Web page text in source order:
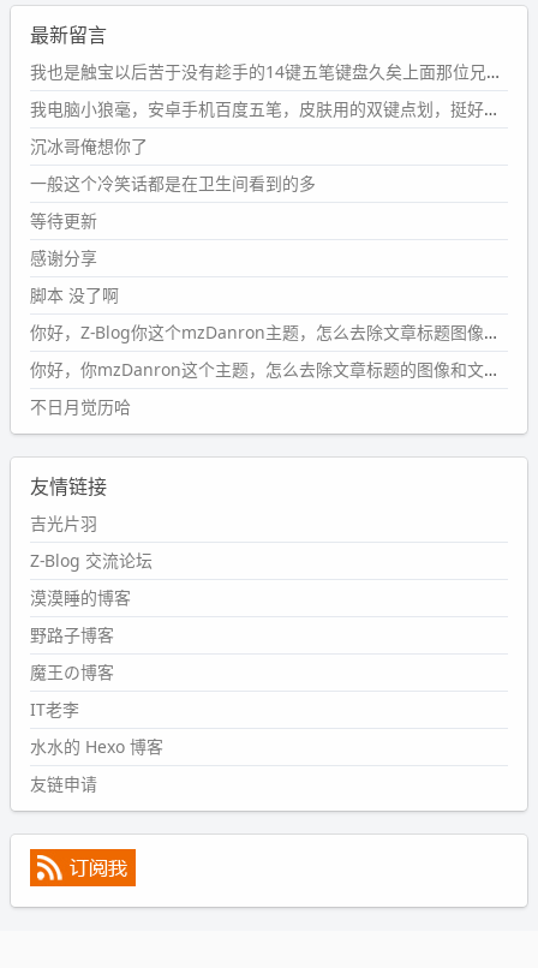
wdssmq
2024-09-23 21:00:49
#PubWord要不我每年汇总整理一次？？碎雨集_沉冰浮水_
第1页https://www.wdssmq.com/tag/%E7%A2%8E%E9%9
B%A8%E9%9B%86/
wdssmq
2024-09-23 20:58:40
#PubWord
条嘟？？？？
wdssmq
2024-09-15 10:32:07
#PubWordVSCode 内 git 操作卡住的时候没办法主动取消
一直是个痛点，一般都是推送或拉取，今天连提交都卡
了。。
wdssmq
2024-09-11 08:45:43
#PubWord
然后天凉了，为了应对踢被子买了睡袋，不知道 1.2 米会不
会略窄。。
wdssmq
2024-09-09 19:43:00
#PubWord
表，21 年 11 月底发现 B 站上线了这部，直到前几天才看
完，还是分两次看的。。接下来有五项是 2019 年的，都是
电影 —— 略长的待办列表。。
最新留言
我也是触宝以后苦于没有趁手的14键五笔键盘久矣上面那位兄台用的百度双键点划布局我也用过很久，那个皮肤做得很粗糙，个别键位的触发区域是错位的，快速打字时很容易出错，修改它的皮肤文件校正后勉强能用，但早年出的皮肤分辨率太低，实在谈不上美观。百度小米定制版的商店里有一个"小黑板"皮肤还不错(百度官方输入法商店里没有)，但那个风格我不喜欢这两天找到了一个叫"森林集"的公众号，开发了海量的皮肤，很多都有14键版本，付费但很便宜，几块钱，终于有自己满意的输入法了搜了一下，这个工作室还是百度的官方合作伙伴，不知道为什么14键作品都不在官方商店上架，难道是百度官方在刻意放弃14键？
我电脑小狼毫，安卓手机百度五笔，皮肤用的双键点划，挺好的。
沉冰哥俺想你了
一般这个冷笑话都是在卫生间看到的多
等待更新
感谢分享
脚本 没了啊
你好，Z-Blog你这个mzDanron主题，怎么去除文章标题图像和文章摘要，仅显示标题，感谢回复！
你好，你mzDanron这个主题，怎么去除文章标题的图像和文章摘要！仅显示标题，感谢回复解决！
不日月觉历哈
友情链接
吉光片羽
Z-Blog 交流论坛
漠漠睡的博客
野路子博客
魔王の博客
IT老李
水水的 Hexo 博客
友链申请